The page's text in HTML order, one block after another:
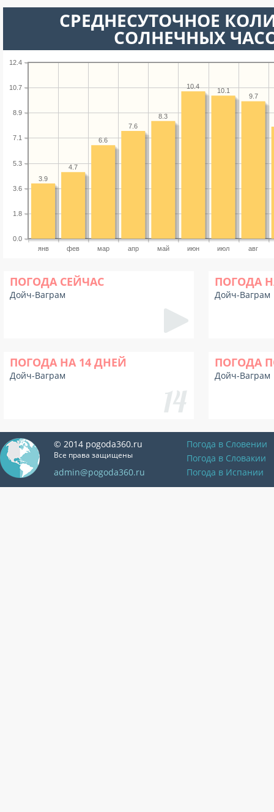
СРЕДНЕСУТОЧНОЕ
СОЛНЕЧНЫХ
янв фев мар апр май июн июл авг
0.0
1.8
3.6
5.3
7.1
8.9
10.7
12.4
9.7
10.1
10.4
8.3
7.6
6.6
4.7
3.9
ПОГОДА СЕЙЧАС
Дойч-Ваграм
ПОГОДА
Дойч-Ваграм
ПОГОДА НА 14 ДНЕЙ
Дойч-Ваграм
ПОГОДА
Дойч-Ваграм
© 2014 pogoda360.ru
Все права защищены
admin@pogoda360.ru
Погода в Словении
Погода в Словакии
Погода в Испании